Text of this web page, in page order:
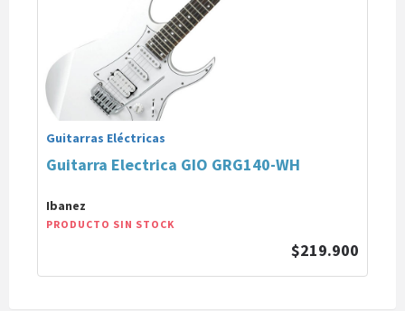
Guitarras Eléctricas
Guitarra Electrica GIO GRG140-WH
Ibanez
PRODUCTO SIN STOCK
$219.900